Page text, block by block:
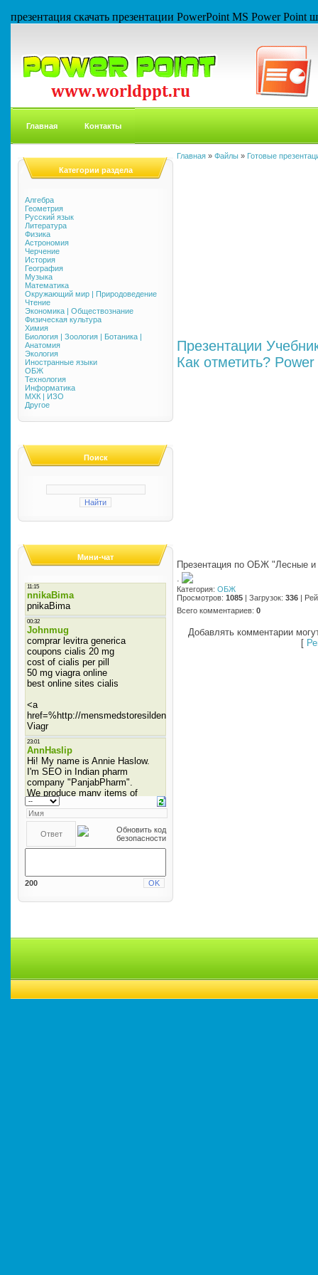
презентация скачать презентации PowerPoint MS Power
Главная Контакты
Категории раздела
Алгебра
Геометрия
Русский язык
Литература
Физика
Астрономия
Черчение
История
География
Музыка
Математика
Окружающий мир | Природоведение
Чтение
Экономика | Обществознание
Физическая культура
Химия
Биология | Зоология | Ботаника |
Анатомия
Экология
Иностранные языки
ОБЖ
Технология
Информатика
МХК | ИЗО
Другое
Поиск
Мини-чат
200
Главная » Файлы » Готовые
Презентации
Как отметить?
Презентация по ОБЖ "Лесные
·
Категория: ОБЖ
Просмотров: 1085 | Загрузок: 336 |
Всего комментариев: 0
Добавлять комментарии
[